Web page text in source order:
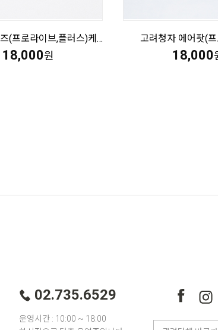
고려청자 버즈(프로라이브,플러스)케이스
18,000원
고려청자 에어팟(
18,000
02.735.6529
운영시간 : 10:00 ~ 18:00